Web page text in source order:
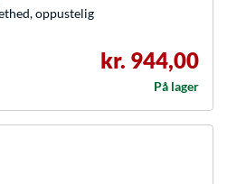
oppustelig
kr. 944,00
På lager